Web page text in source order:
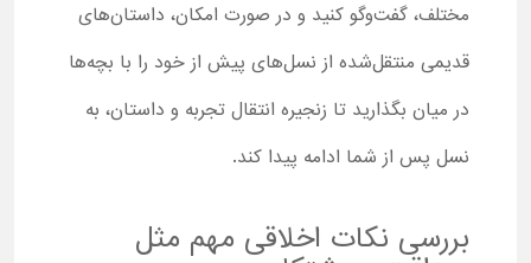
مختلف، گفت‌وگو کنید و در صورت امکان، داستان‌های
قدیمی منتقل‌شده از نسل‌های پیش از خود را با بچه‌ها
در میان بگذارید تا زنجیره انتقال تجربه و داستان، به
نسل پس از شما ادامه پیدا کند.
بررسی نکات اخلاقی مهم مثل